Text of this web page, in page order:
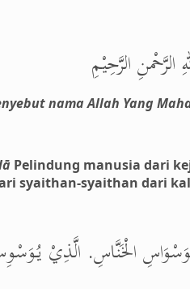
الرَّحْمنِ الرَّحِيْمِ
nama Allah Yang
Pelindung manusia dari
syaithan-syaithan dari
الْخَنَّاسِ. الَّذِيْ